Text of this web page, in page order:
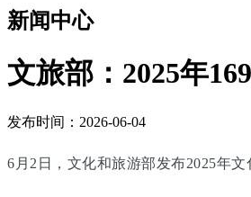
新闻中心
文旅部：2025年
发布时间：2026-06-04
6月2日，文化和旅游部发布2025年文